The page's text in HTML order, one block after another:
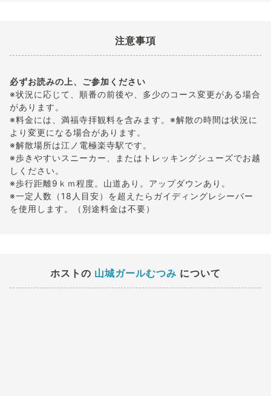
注意事項
必ずお読みの上、ご参加ください
※状況に応じて、順番の前後や、多少のコース変更がある場合
があります。
※料金には、満福寺拝観料を含みます。※解散の時間は状況に
より変更になる場合があります。
※解散場所は江ノ電極楽寺駅です。
※歩きやすいスニーカー、またはトレッキングシューズでお越
しください。
※歩行距離9ｋｍ程度。山道あり。アップダウンあり。
※一定人数（18人目安）を超えたらガイディングレシーバー
を使用します。（別途料金は不要）
ホストの 山城ガールむつみ について